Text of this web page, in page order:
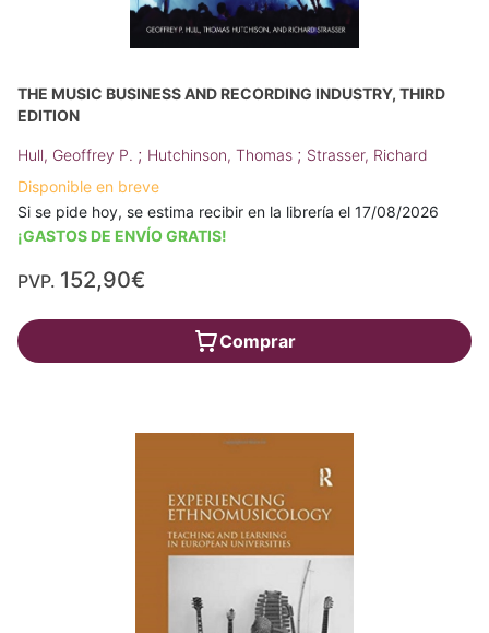
THE MUSIC BUSINESS AND RECORDING INDUSTRY, THIRD
EDITION
Hull, Geoffrey P. ; Hutchinson, Thomas ; Strasser, Richard
Disponible en breve
Si se pide hoy, se estima recibir en la librería el 17/08/2026
¡GASTOS DE ENVÍO GRATIS!
PVP. 152,90€
Comprar